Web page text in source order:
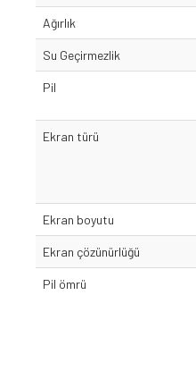
Ağırlık
Su Geçirmezlik
Pil
Ekran türü
Ekran boyutu
Ekran çözünürlüğü
Pil ömrü